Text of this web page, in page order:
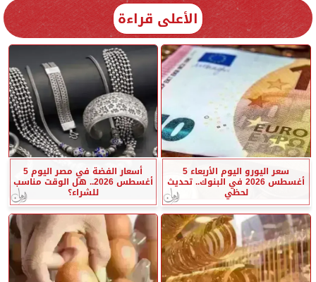
الأعلى قراءة
سعر اليورو اليوم الأربعاء 5
أغسطس 2026 في البنوك.. تحديث
لحظي
أسعار الفضة في مصر اليوم 5
أغسطس 2026.. هل الوقت مناسب
للشراء؟